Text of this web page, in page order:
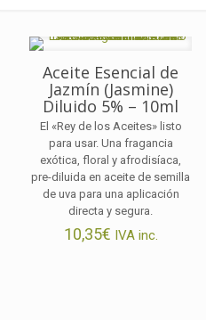
Aceite Esencial de
Jazmín (Jasmine)
Diluido 5% – 10ml
El «Rey de los Aceites» listo
para usar. Una fragancia
exótica, floral y afrodisíaca,
pre-diluida en aceite de semilla
de uva para una aplicación
directa y segura.
10,35€ IVA inc.